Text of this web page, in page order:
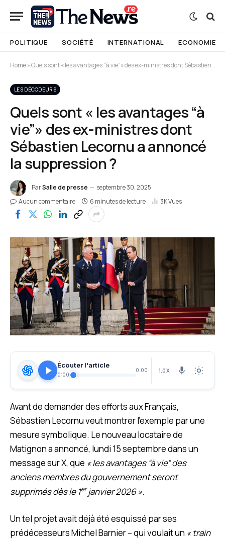
POLITIQUE SOCIÉTÉ INTERNATIONAL ECONOMIE
Home»Quels sont « les avantages “à vie”» des ex-ministres dont Sébastien Lecornu a annoncé la suppression ?
LES DÉCODEURS
Quels sont « les avantages “à
vie”» des ex-ministres dont
Sébastien Lecornu a annoncé
la suppression ?
ParSalle de presse
septembre 30, 2025
Aucun commentaire
6 minutes de lecture 3KVues
Écouter l'article
0:00
0:00 1.0X
Avant de demander des efforts aux Français,
Sébastien Lecornu veut montrer l’exemple par une
mesure symbolique. Le nouveau locataire de
Matignon a annoncé, lundi 15 septembre dans un
message sur X, que « les avantages “à vie” des
anciens membres du gouvernement seront
supprimés dès le 1erjanvier 2026 ».
Un tel projet avait déjà été esquissé par ses
prédécesseurs Michel Barnier – qui voulait un « train